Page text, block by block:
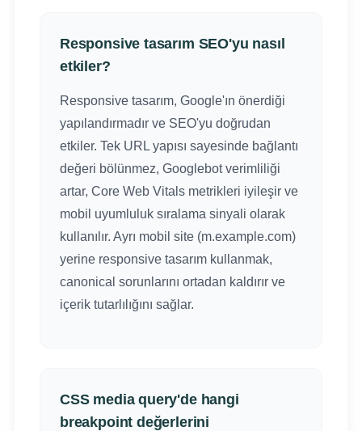
Responsive tasarım SEO'yu nasıl
etkiler?
Responsive tasarım, Google'ın önerdiği
yapılandırmadır ve SEO'yu doğrudan
etkiler. Tek URL yapısı sayesinde bağlantı
değeri bölünmez, Googlebot verimliliği
artar, Core Web Vitals metrikleri iyileşir ve
mobil uyumluluk sıralama sinyali olarak
kullanılır. Ayrı mobil site (m.example.com)
yerine responsive tasarım kullanmak,
canonical sorunlarını ortadan kaldırır ve
içerik tutarlılığını sağlar.
CSS media query'de hangi
breakpoint değerlerini